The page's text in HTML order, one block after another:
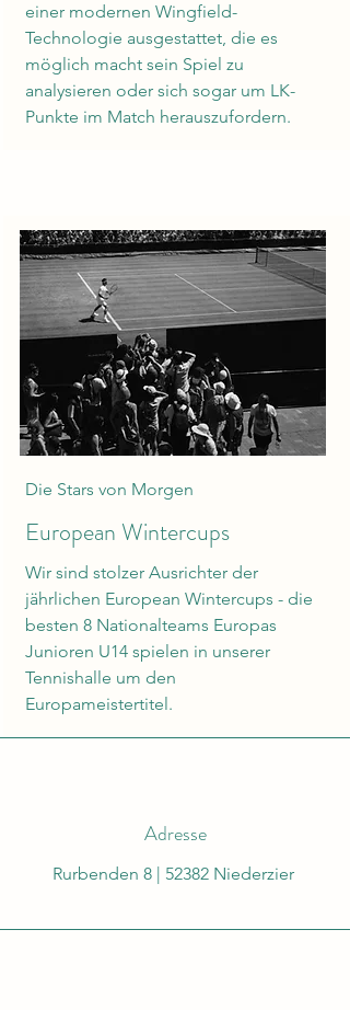
einer modernen Wingfield-
Technologie ausgestattet, die es
möglich macht sein Spiel zu
analysieren oder sich sogar um LK-
Punkte im Match herauszufordern.
Die Stars von Morgen
European Wintercups
Wir sind stolzer Ausrichter der
jährlichen European Wintercups - die
besten 8 Nationalteams Europas
Junioren U14 spielen in unserer
Tennishalle um den
Europameistertitel.
Adresse
Rurbenden 8 | 52382 Niederzier